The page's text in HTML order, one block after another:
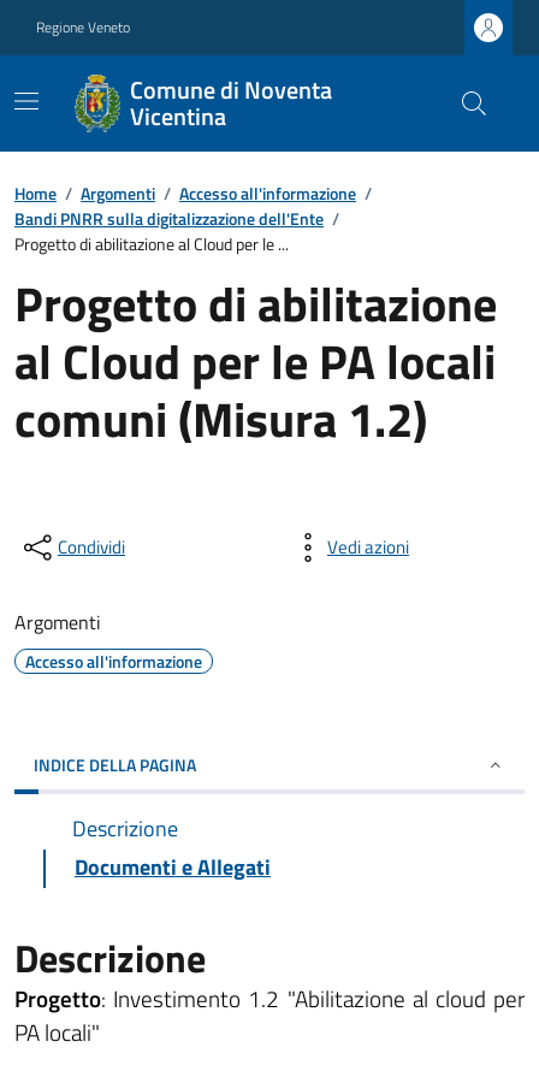
Regione Veneto
Comune di Noventa
Vicentina
Home / Argomenti / Accesso all'informazione /
Bandi PNRR sulla digitalizzazione dell'Ente /
Progetto di abilitazione al Cloud per le ...
Progetto di abilitazione
al Cloud per le PA locali
comuni (Misura 1.2)
Condividi Vedi azioni
Argomenti
Accesso all'informazione
INDICE DELLA PAGINA
Descrizione
Documenti e Allegati
Descrizione
Progetto: Investimento 1.2 "Abilitazione al cloud per
PA locali"